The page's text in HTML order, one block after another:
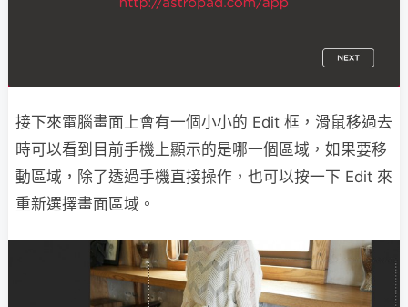
接下來電腦畫面上會有一個小小的 Edit 框，滑鼠移過去
時可以看到目前手機上顯示的是哪一個區域，如果要移
動區域，除了透過手機直接操作，也可以按一下 Edit 來
重新選擇畫面區域。